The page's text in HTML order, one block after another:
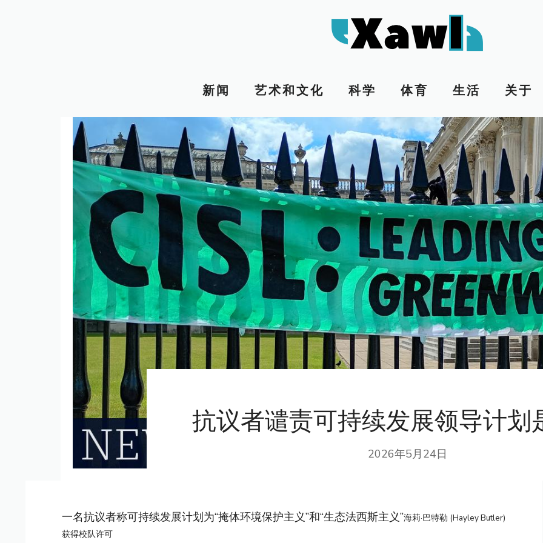
新闻 艺术和文化 科学 体育 生活 关于
抗议者谴责可持续发展领导计划
2026年5月24日
一名抗议者称可持续发展计划为“掩体环境保护主义”和“生态法西斯主义”海莉·巴特勒 (Hayley Butler)
获得校队许可